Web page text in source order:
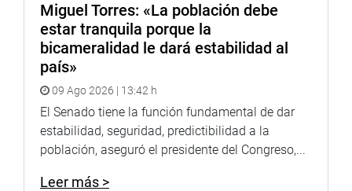
los ministros de Economía y Finanzas, Alfredo Thorne y
de Agricultura, José Hernández Calderón, quienes
disertarán sobre el Fondo de Desarrollo de Frontera e
Integración Fronteriza y el estado actual del manejo de
las aguas del río Tumbes dentro del ámbito del proyecto
especial Puyango-Tumbes, respectivamente.
Y para el caso de las presuntas irregularidades en las
años 2011-2016 están invitados los ex comandantes
Miguel Torres: «La población debe
estar tranquila porque la
bicameralidad le dará estabilidad al
país»
09 Ago 2026 | 13:42 h
El Senado tiene la función fundamental de dar
estabilidad, seguridad, predictibilidad a la
población, aseguró el presidente del Congreso,...
Leer más >